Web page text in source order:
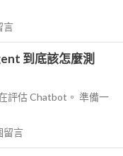
言
到底該怎麼測
評估 Chatbot。 準備一
留言